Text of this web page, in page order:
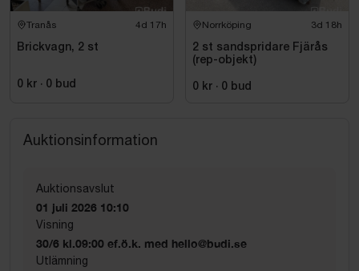
Tranås 4d 17h
Brickvagn, 2 st
0 kr · 0 bud
Norrköping 3d 18h
2 st sandspridare Fjärås
(rep-objekt)
0 kr · 0 bud
Auktionsinformation
Auktionsavslut
01 juli 2026 10:10
Visning
30/6 kl.09:00 ef.ö.k. med hello@budi.se
Utlämning